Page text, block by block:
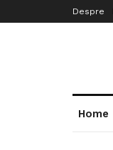
Despre
Home